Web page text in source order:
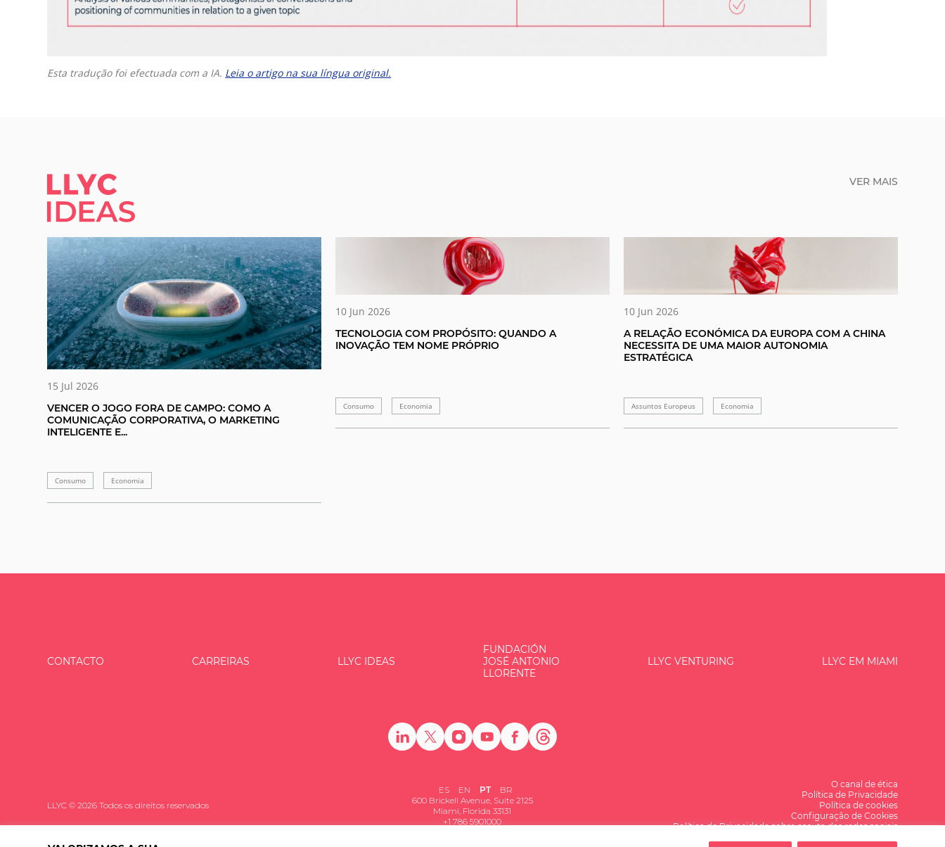
Esta tradução foi efectuada com a IA. Leia o artigo na sua língua original.
LLYC IDEAS. VER MAIS
15 Jul 2026
VENCER O JOGO FORA DE CAMPO: COMO A
COMUNICAÇÃO CORPORATIVA, O MARKETING
INTELIGENTE E...
Consumo Economia
10 Jun 2026
TECNOLOGIA COM PROPÓSITO: QUANDO A
INOVAÇÃO TEM NOME PRÓPRIO
Consumo Economia
10 Jun 2026
A RELAÇÃO ECONÓMICA DA EUROPA COM A CHINA
NECESSITA DE UMA MAIOR AUTONOMIA
ESTRATÉGICA
Assuntos Europeus Economia
CONTACTO CARREIRAS LLYC IDEAS
FUNDACIÓN
JOSÉ ANTONIO
LLORENTE
LLYC VENTURING LLYC EM MIAMI
LLYC © 2026 Todos os direitos reservados
ES EN PT
BR
600 Brickell Avenue, Suite 2125
Miami, Florida 33131
+1 786 5901000
O canal de ética
Política de Privacidade
Política de cookies
Configuração de Cookies
Política de Privacidade sobre escuta das redes sociais